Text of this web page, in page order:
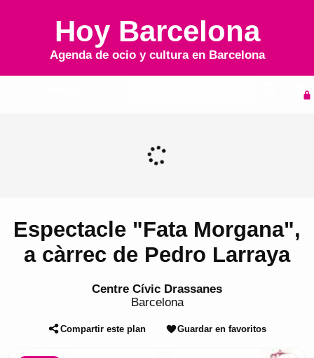
Hoy Barcelona
Agenda de ocio y cultura en Barcelona
Espectacle "Fata Morgana",
a càrrec de Pedro Larraya
Centre Cívic Drassanes
Barcelona
Compartir este plan Guardar en favoritos